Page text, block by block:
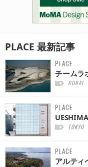
PLACE 最新記事
PLACE
チームラ
DUBAI
PLACE
TOKYO
PLACE
アルティ